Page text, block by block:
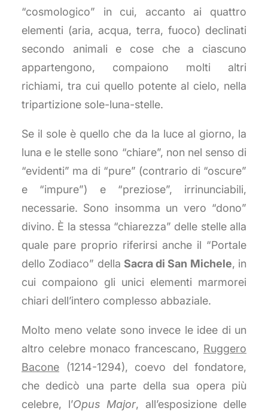
“cosmologico” in cui, accanto ai quattro
elementi (aria, acqua, terra, fuoco) declinati
secondo animali e cose che a ciascuno
appartengono, compaiono molti altri
richiami, tra cui quello potente al cielo, nella
tripartizione sole-luna-stelle.
Se il sole è quello che da la luce al giorno, la
luna e le stelle sono “chiare”, non nel senso di
“evidenti” ma di “pure” (contrario di “oscure”
e “impure”) e “preziose”, irrinunciabili,
necessarie. Sono insomma un vero “dono”
divino. È la stessa “chiarezza” delle stelle alla
quale pare proprio riferirsi anche il “Portale
dello Zodiaco” della Sacra di San Michele, in
cui compaiono gli unici elementi marmorei
chiari dell’intero complesso abbaziale.
Molto meno velate sono invece le idee di un
altro celebre monaco francescano, Ruggero
Bacone (1214-1294), coevo del fondatore,
che dedicò una parte della sua opera più
celebre, l’Opus Major, all’esposizione delle